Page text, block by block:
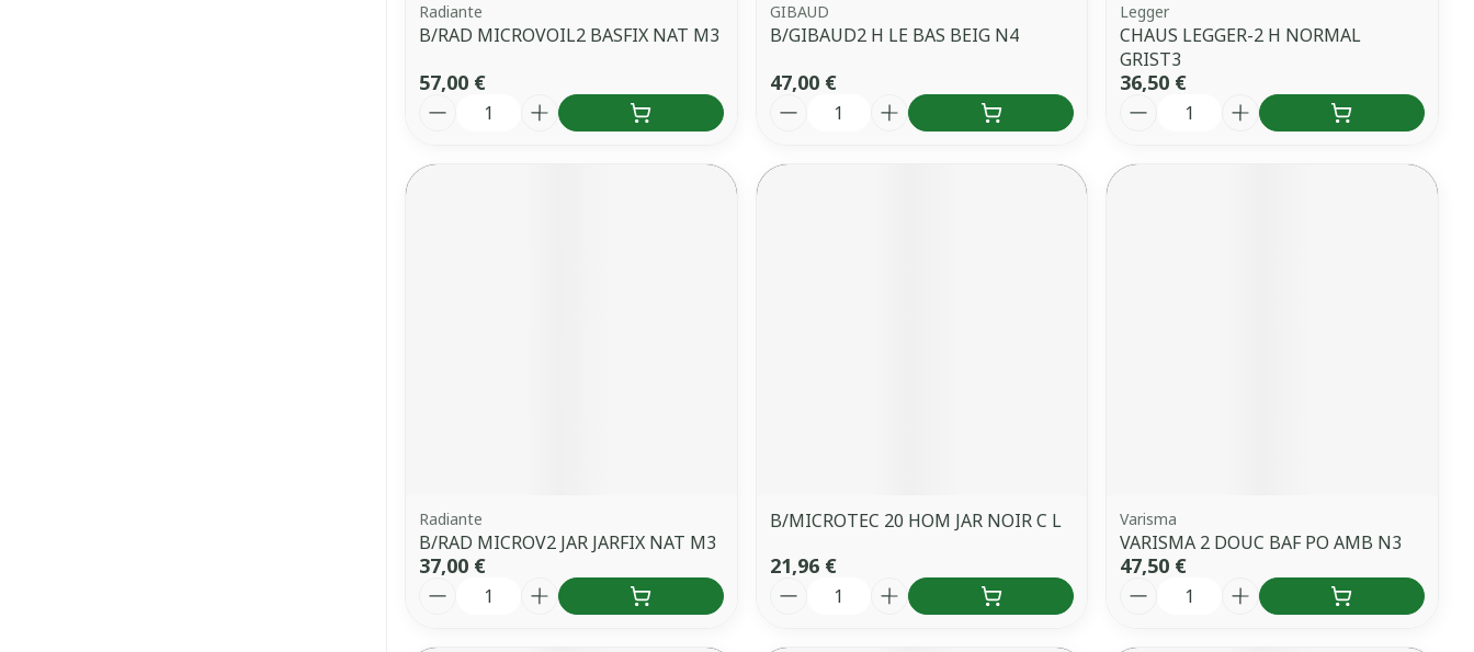
Radiante
B/RAD MICROVOIL2 BASFIX NAT M3
57,00 €
Quantité
GIBAUD
B/GIBAUD2 H LE BAS BEIG N4
47,00 €
Quantité
Legger
CHAUS LEGGER-2 H NORMAL
GRIST3
36,50 €
Quantité
Radiante
B/RAD MICROV2 JAR JARFIX NAT M3
37,00 €
Quantité
B/MICROTEC 20 HOM JAR NOIR C L
21,96 €
Quantité
Varisma
VARISMA 2 DOUC BAF PO AMB N3
47,50 €
Quantité